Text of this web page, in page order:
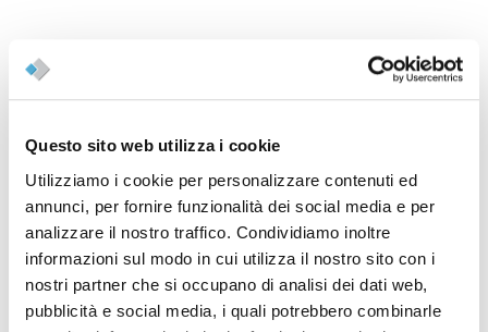
Questo sito web utilizza i cookie
Utilizziamo i cookie per personalizzare contenuti ed
annunci, per fornire funzionalità dei social media e per
analizzare il nostro traffico. Condividiamo inoltre
informazioni sul modo in cui utilizza il nostro sito con i
nostri partner che si occupano di analisi dei dati web,
pubblicità e social media, i quali potrebbero combinarle